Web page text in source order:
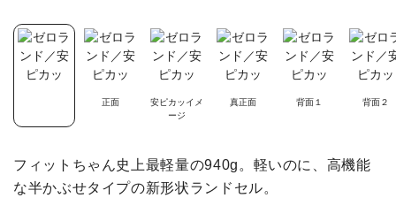
正面
安ピカッイメ
ージ
真正面 背面１ 背面２
フィットちゃん史上最軽量の940g。軽いのに、高機能
な半かぶせタイプの新形状ランドセル。